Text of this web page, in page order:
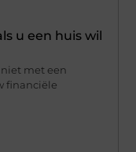
u een huis wil
met een
financiële